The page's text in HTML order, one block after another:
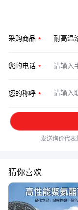
采购商品
您的电话
您的称呼
发送询价代表
猜你喜欢